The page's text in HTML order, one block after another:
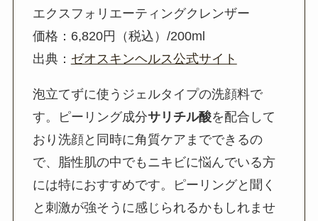
エクスフォリエーティングクレンザー
価格：6,820円（税込）/200ml
出典： ゼオスキンヘルス公式サイト
泡立てずに使うジェルタイプの洗顔料で
す。ピーリング成分サリチル酸を配合して
おり洗顔と同時に角質ケアまでできるの
で、脂性肌の中でもニキビに悩んでいる方
には特におすすめです。ピーリングと聞く
と刺激が強そうに感じられるかもしれませ